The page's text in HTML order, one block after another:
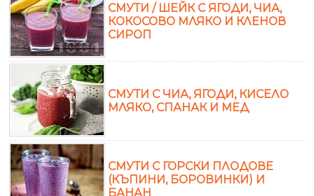
СМУТИ / ШЕЙК С ЯГОДИ, ЧИА,
КОКОСОВО МЛЯКО И КЛЕНОВ
СИРОП
СМУТИ С ЧИА, ЯГОДИ, КИСЕЛО
МЛЯКО, СПАНАК И МЕД
СМУТИ С ГОРСКИ ПЛОДОВЕ
(КЪПИНИ, БОРОВИНКИ) И
БАНАН